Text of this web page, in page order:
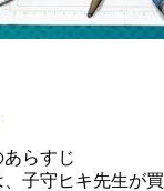
らすじ
子守ヒキ先生が